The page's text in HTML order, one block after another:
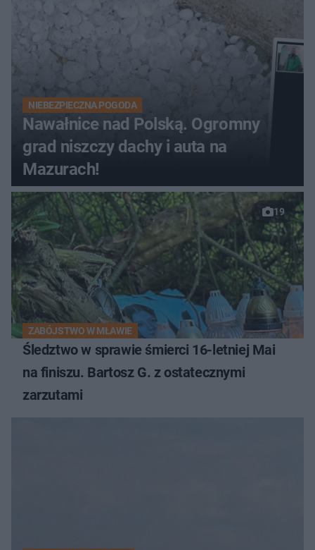
NIEBEZPIECZNA POGODA
Nawałnice nad Polską. Ogromny
grad niszczy dachy i auta na
Mazurach!
19
ZABÓJSTWO W MŁAWIE
Śledztwo w sprawie śmierci 16-letniej Mai
na finiszu. Bartosz G. z ostatecznymi
zarzutami